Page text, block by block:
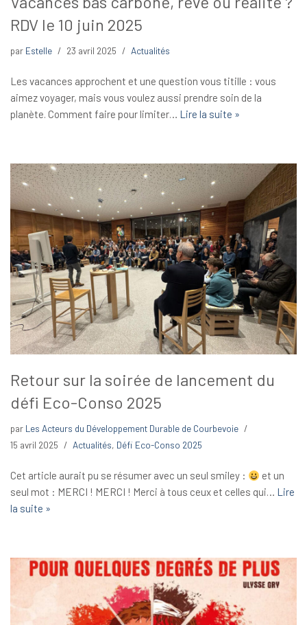
RDV le 10 juin 2025
par Estelle 23 avril 2025 Actualités
Les vacances approchent et une question vous titille : vous
aimez voyager, mais vous voulez aussi prendre soin de la
planète. Comment faire pour limiter… Lire la suite »
Retour sur la soirée de lancement du
défi Eco-Conso 2025
par Les Acteurs du Développement Durable de Courbevoie
15 avril 2025
Actualités, Défi Eco-Conso 2025
Cet article aurait pu se résumer avec un seul smiley :
et un
seul mot : MERCI ! MERCI ! Merci à tous ceux et celles qui… Lire
la suite »